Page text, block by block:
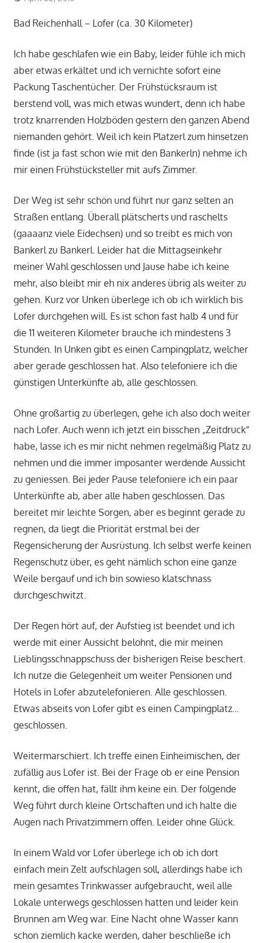
Bad Reichenhall – Lofer (ca. 30 Kilometer)
Ich habe geschlafen wie ein Baby, leider fühle ich mich
aber etwas erkältet und ich vernichte sofort eine
Packung Taschentücher. Der Frühstücksraum ist
berstend voll, was mich etwas wundert, denn ich habe
trotz knarrenden Holzböden gestern den ganzen Abend
niemanden gehört. Weil ich kein Platzerl zum hinsetzen
finde (ist ja fast schon wie mit den Bankerln) nehme ich
mir einen Frühstücksteller mit aufs Zimmer.
Der Weg ist sehr schön und führt nur ganz selten an
Straßen entlang. Überall plätscherts und raschelts
(gaaaanz viele Eidechsen) und so treibt es mich von
Bankerl zu Bankerl. Leider hat die Mittagseinkehr
meiner Wahl geschlossen und Jause habe ich keine
mehr, also bleibt mir eh nix anderes übrig als weiter zu
gehen. Kurz vor Unken überlege ich ob ich wirklich bis
Lofer durchgehen will. Es ist schon fast halb 4 und für
die 11 weiteren Kilometer brauche ich mindestens 3
Stunden. In Unken gibt es einen Campingplatz, welcher
aber gerade geschlossen hat. Also telefoniere ich die
günstigen Unterkünfte ab, alle geschlossen.
Ohne großartig zu überlegen, gehe ich also doch weiter
nach Lofer. Auch wenn ich jetzt ein bisschen „Zeitdruck“
habe, lasse ich es mir nicht nehmen regelmäßig Platz zu
nehmen und die immer imposanter werdende Aussicht
zu geniessen. Bei jeder Pause telefoniere ich ein paar
Unterkünfte ab, aber alle haben geschlossen. Das
bereitet mir leichte Sorgen, aber es beginnt gerade zu
regnen, da liegt die Priorität erstmal bei der
Regensicherung der Ausrüstung. Ich selbst werfe keinen
Regenschutz über, es geht nämlich schon eine ganze
Weile bergauf und ich bin sowieso klatschnass
durchgeschwitzt.
Der Regen hört auf, der Aufstieg ist beendet und ich
werde mit einer Aussicht belohnt, die mir meinen
Lieblingsschnappschuss der bisherigen Reise beschert.
Ich nutze die Gelegenheit um weiter Pensionen und
Hotels in Lofer abzutelefonieren. Alle geschlossen.
Etwas abseits von Lofer gibt es einen Campingplatz…
geschlossen.
Weitermarschiert. Ich treffe einen Einheimischen, der
zufällig aus Lofer ist. Bei der Frage ob er eine Pension
kennt, die offen hat, fällt ihm keine ein. Der folgende
Weg führt durch kleine Ortschaften und ich halte die
Augen nach Privatzimmern offen. Leider ohne Glück.
In einem Wald vor Lofer überlege ich ob ich dort
einfach mein Zelt aufschlagen soll, allerdings habe ich
mein gesamtes Trinkwasser aufgebraucht, weil alle
Lokale unterwegs geschlossen hatten und leider kein
Brunnen am Weg war. Eine Nacht ohne Wasser kann
schon ziemlich kacke werden, daher beschließe ich